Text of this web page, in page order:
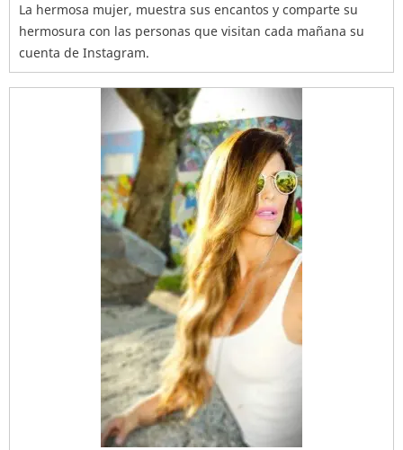
La hermosa mujer, muestra sus encantos y comparte su
hermosura con las personas que visitan cada mañana su
cuenta de Instagram.